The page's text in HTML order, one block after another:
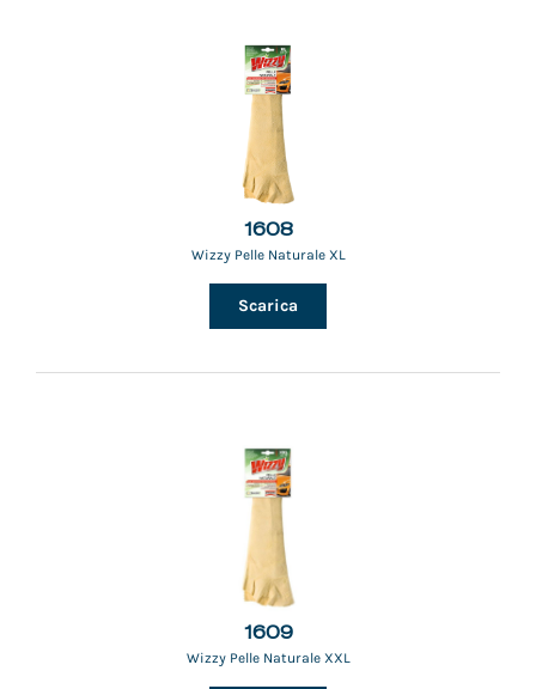
1608
Wizzy Pelle Naturale XL
Scarica
1609
Wizzy Pelle Naturale XXL